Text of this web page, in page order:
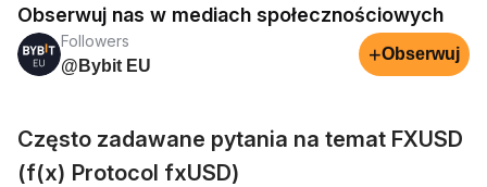
Obserwuj nas w mediach społecznościowych
Followers
@Bybit EU
+Obserwuj
Często zadawane pytania na temat FXUSD
(f(x) Protocol fxUSD)